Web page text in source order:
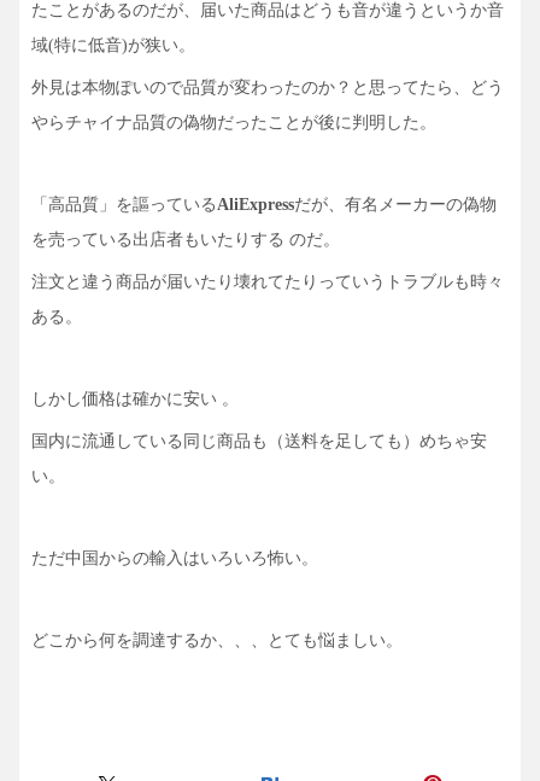
たことがあるのだが、 届いた商品はどうも音が違うというか音
域(特に低音)が狭い。
外見は本物ぽいので品質が変わったのか？と思ってたら、どう
やらチャイナ品質の偽物だったことが後に判明した。
「高品質」を謳っているAliExpressだが、 有名メーカーの偽物
を売っている出店者もいたりする のだ。
注文と違う商品が届いたり壊れてたりっていうトラブルも時々
ある。
しかし価格は確かに安い 。
国内に流通している同じ商品も（送料を足しても）めちゃ安
い。
ただ中国からの輸入はいろいろ怖い。
どこから何を調達するか、、、とても悩ましい。